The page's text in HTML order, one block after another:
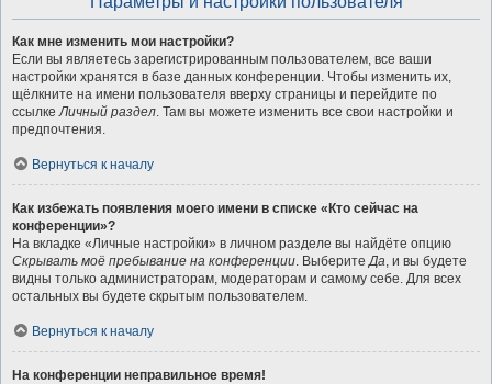
Как мне изменить мои настройки?
Если вы являетесь зарегистрированным пользователем, все ваши
настройки хранятся в базе данных конференции. Чтобы изменить их,
щёлкните на имени пользователя вверху страницы и перейдите по
ссылкеЛичный раздел. Там вы можете изменить все свои настройки и
предпочтения.
Вернуться к началу
Как избежать появления моего имени в списке «Кто сейчас на
конференции»?
На вкладке «Личные настройки» в личном разделе вы найдёте опцию
Скрывать моё пребывание на конференции. ВыберитеДа, и вы будете
видны только администраторам, модераторам и самому себе. Для всех
остальных вы будете скрытым пользователем.
Вернуться к началу
На конференции неправильное время!